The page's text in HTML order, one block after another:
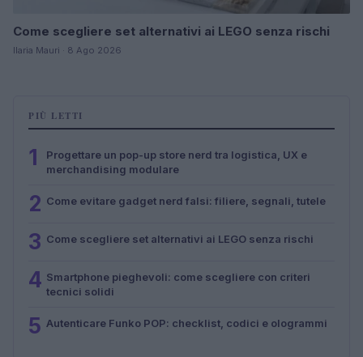
Come scegliere set alternativi ai LEGO senza rischi
Ilaria Mauri · 8 Ago 2026
PIÙ LETTI
1
Progettare un pop-up store nerd tra logistica, UX e
merchandising modulare
2 Come evitare gadget nerd falsi: filiere, segnali, tutele
3 Come scegliere set alternativi ai LEGO senza rischi
4 Smartphone pieghevoli: come scegliere con criteri
tecnici solidi
5 Autenticare Funko POP: checklist, codici e ologrammi